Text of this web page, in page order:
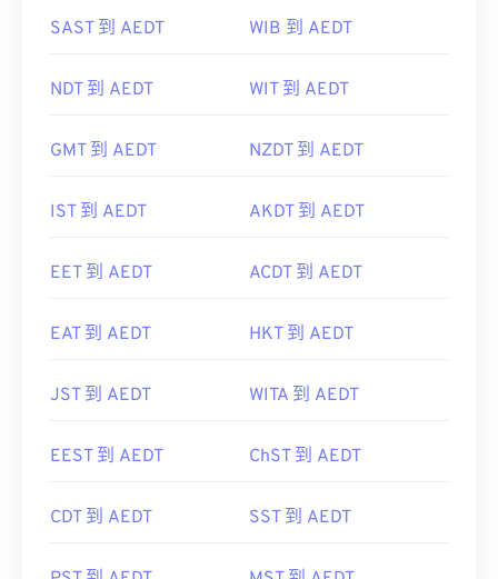
SAST 到 AEDT WIB 到 AEDT
NDT 到 AEDT WIT 到 AEDT
GMT 到 AEDT NZDT 到 AEDT
IST 到 AEDT AKDT 到 AEDT
EET 到 AEDT ACDT 到 AEDT
EAT 到 AEDT HKT 到 AEDT
JST 到 AEDT WITA 到 AEDT
EEST 到 AEDT ChST 到 AEDT
CDT 到 AEDT SST 到 AEDT